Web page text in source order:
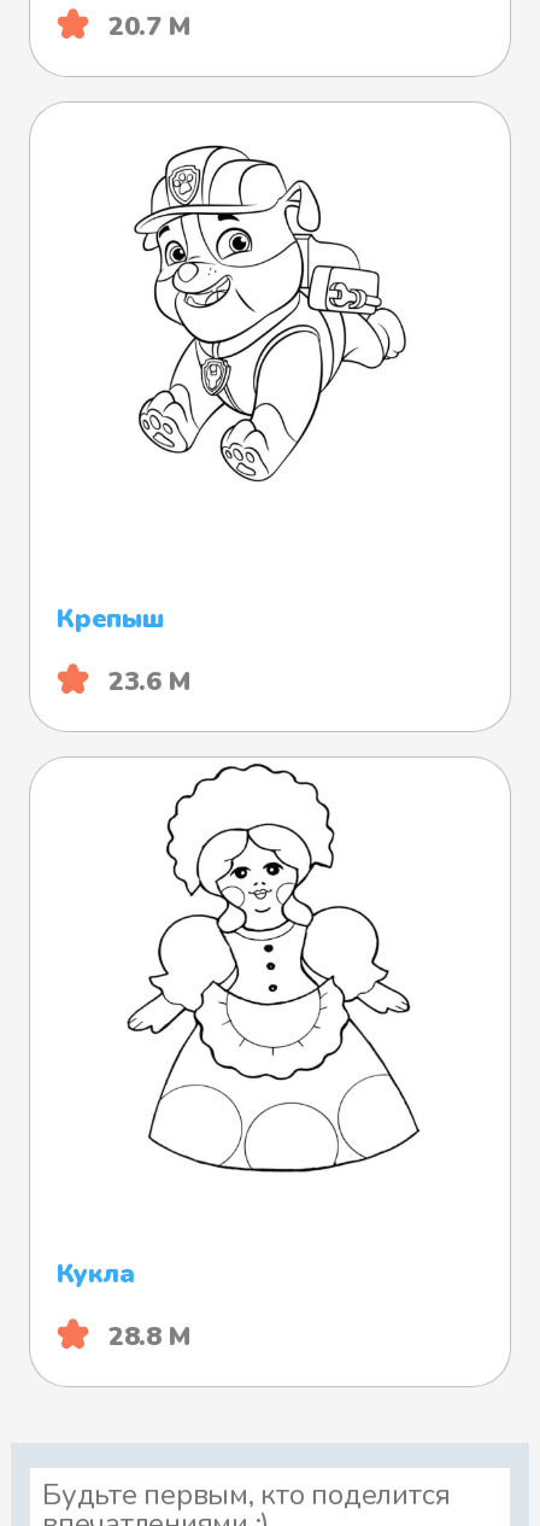
20.7 М
Крепыш
23.6 М
Кукла
28.8 М